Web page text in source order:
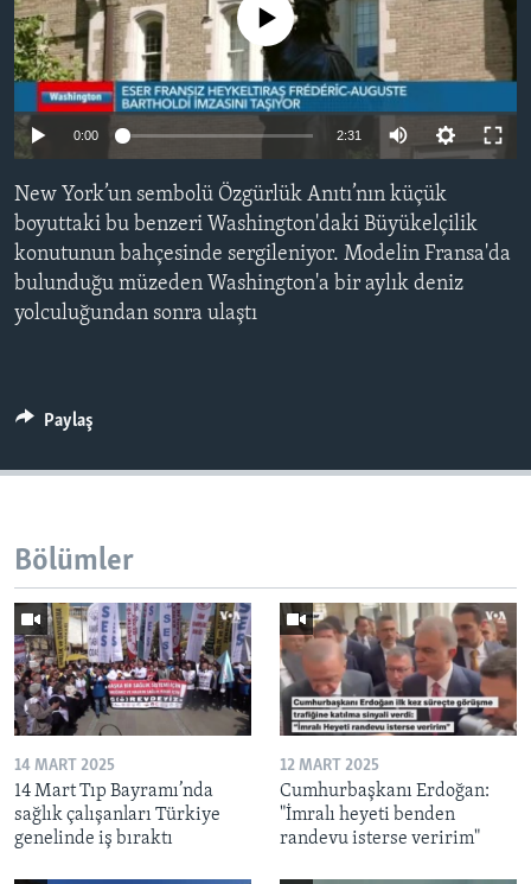
HAYATTAN
SANAT
BIZI TAKIP EDIN
Diller
No media source currently available
0:00 2:31
New York’un sembolü Özgürlük Anıtı’nın küçük
boyuttaki bu benzeri Washington'daki Büyükelçilik
konutunun bahçesinde sergileniyor. Modelin Fransa'da
bulunduğu müzeden Washington'a bir aylık deniz
yolculuğundan sonra ulaştı
Paylaş
Bölümler
14 MART 2025
14 Mart Tıp Bayramı’nda
sağlık çalışanları Türkiye
genelinde iş bıraktı
12 MART 2025
Cumhurbaşkanı Erdoğan:
"İmralı heyeti benden
randevu isterse veririm"